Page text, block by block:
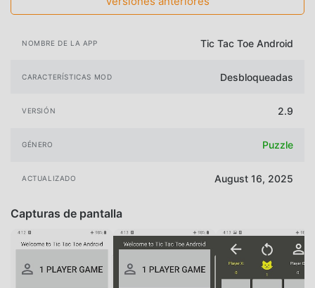
NOMBRE DE LA APP Tic Tac Toe Android
CARACTERÍSTICAS MOD Desbloqueadas
VERSIÓN 2.9
GÉNERO Puzzle
ACTUALIZADO August 16, 2025
Capturas de pantalla